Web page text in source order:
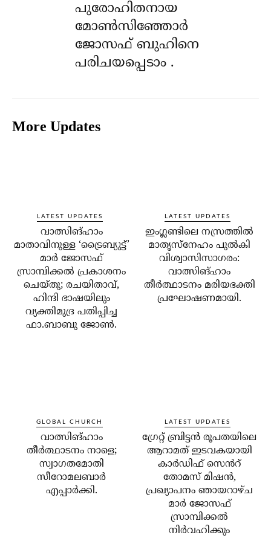
പുരോഹിതനായ
മോൺസിഞ്ഞോർ
ജോസഫ് ബുഹിനെ
പരിചയപ്പെടാം .
More Updates
LATEST UPDATES
വാത്സിങ്ഹാം
മാതാവിനുള്ള ‘ട്രൈബ്യുട്ട്’
മാർ ജോസഫ്
സ്രാമ്പിക്കൽ പ്രകാശനം
ചെയ്തു; രചയിതാവ്,
ഹിന്ദി ഭാഷയിലും
വ്യക്തിമുദ്ര പതിപ്പിച്ച
ഫാ.ബാബു ജോൺ.
LATEST UPDATES
ഇംഗ്ലണ്ടിലെ നസ്രത്തിൽ
മാതൃസ്നേഹം പുൽകി
വിശ്വാസിസാഗരം:
വാത്സിങ്ഹാം
തീർത്ഥാടനം മരിയഭക്തി
പ്രഘോഷണമായി.
GLOBAL CHURCH
വാത്സിങ്ഹാം
തീർത്ഥാടനം നാളെ;
സ്വാഗതമോതി
സീറോമലബാർ
എപ്പാർക്കി.
LATEST UPDATES
ഗ്രേറ്റ് ബ്രിട്ടൻ രൂപതയിലെ
ആറാമത് ഇടവകയായി
കാർഡിഫ് സെൻറ്
തോമസ് മിഷൻ,
പ്രഖ്യാപനം ഞായറാഴ്ച
മാർ ജോസഫ്
സ്രാമ്പിക്കൽ
നിർവഹിക്കും